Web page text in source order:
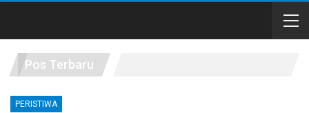
Pos Terbaru
PERISTIWA